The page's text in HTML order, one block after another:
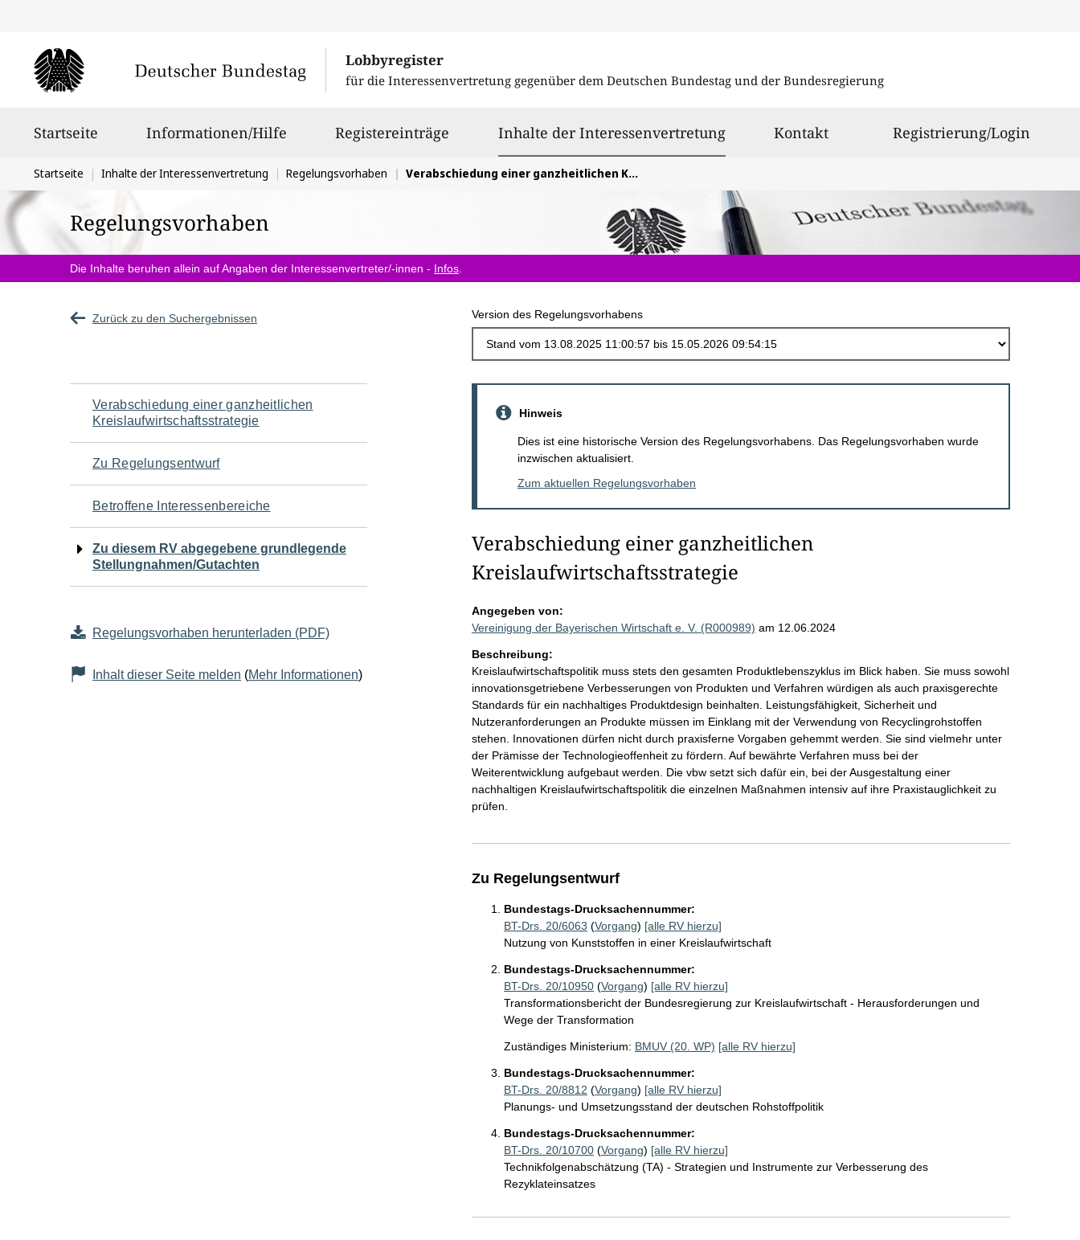
Lobbyregister
für die Interessenvertretung gegenüber dem Deutschen Bundestag und der Bundesregierung
Startseite Informationen/Hilfe Registereinträge Inhalte der Interessenvertretungausgewählt
Kontakt Registrierung/Login
Sie
befinden
sich
hier:
Startseite Inhalte der Interessenvertretung Regelungsvorhaben Verabschiedung einer ganzheitlichen Kreislaufwirtschaftsstrategie
Regelungsvorhaben
Die Inhalte beruhen allein auf Angaben der Interessenvertreter/-innen - Infos
Zurück zu den Suchergebnissen Version des Regelungsvorhabens
Navigation
für
den
Seiteninhalt
Verabschiedung einer ganzheitlichen
Kreislaufwirtschaftsstrategie
Zu Regelungsentwurf
Betroffene Interessenbereiche
Zu diesem RV abgegebene grundlegende
Stellungnahmen/Gutachten
Regelungsvorhaben herunterladen (PDF)
Inhalt dieser Seite melden (Mehr Informationen)
Hinweis
Dies ist eine historische Version des Regelungsvorhabens. Das Regelungsvorhaben wurde
inzwischen aktualisiert.
Zum aktuellen Regelungsvorhaben
Verabschiedung einer ganzheitlichen
Kreislaufwirtschaftsstrategie
Angegeben von:
Vereinigung der Bayerischen Wirtschaft e. V. (R000989) am 12.06.2024
Beschreibung:
Kreislaufwirtschaftspolitik muss stets den gesamten Produktlebenszyklus im Blick haben. Sie muss sowohl
innovationsgetriebene Verbesserungen von Produkten und Verfahren würdigen als auch praxisgerechte
Standards für ein nachhaltiges Produktdesign beinhalten. Leistungsfähigkeit, Sicherheit und
Nutzeranforderungen an Produkte müssen im Einklang mit der Verwendung von Recyclingrohstoffen
stehen. Innovationen dürfen nicht durch praxisferne Vorgaben gehemmt werden. Sie sind vielmehr unter
der Prämisse der Technologieoffenheit zu fördern. Auf bewährte Verfahren muss bei der
Weiterentwicklung aufgebaut werden. Die vbw setzt sich dafür ein, bei der Ausgestaltung einer
nachhaltigen Kreislaufwirtschaftspolitik die einzelnen Maßnahmen intensiv auf ihre Praxistauglichkeit zu
prüfen.
Zu Regelungsentwurf
Bundestags-Drucksachennummer:
BT-Drs. 20/6063 (Vorgang) [alle RV hierzu]
Nutzung von Kunststoffen in einer Kreislaufwirtschaft
Bundestags-Drucksachennummer:
BT-Drs. 20/10950(Vorgang) [alle RV hierzu]
Transformationsbericht der Bundesregierung zur Kreislaufwirtschaft - Herausforderungen und
Wege der Transformation
Zuständiges Ministerium: BMUV (20. WP) [alle RV hierzu]
Bundestags-Drucksachennummer:
BT-Drs. 20/8812 (Vorgang) [alle RV hierzu]
Planungs- und Umsetzungsstand der deutschen Rohstoffpolitik
Bundestags-Drucksachennummer:
BT-Drs. 20/10700(Vorgang) [alle RV hierzu]
Technikfolgenabschätzung (TA) - Strategien und Instrumente zur Verbesserung des
Rezyklateinsatzes